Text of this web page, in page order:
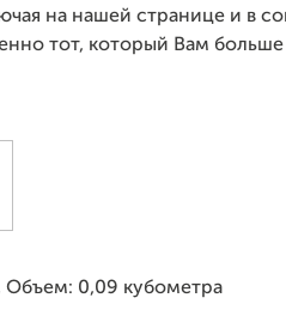
на нашей странице и в
тот, который Вам
0,09 кубометра